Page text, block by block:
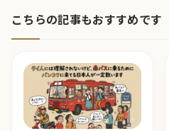
こちらの記事もおすすめです